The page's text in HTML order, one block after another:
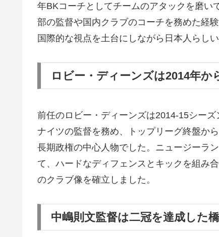
年BKコーチとしてチームのアタックを磨い
部の監督や国内クラブのコーチを務めた経
国際的な視点を土台にしながら日本人らし
ロビー・ディーンズは2014年か
前任のロビー・ディーンズは2014-15シー
ナイツの監督を務め、トップリーグ終盤か
長期政権の中心人物でした。ニュージーラ
て、ハードなディフェンスとキックを組み
のクラブ像を確立しました。
中嶋則文監督は二冠を達成した